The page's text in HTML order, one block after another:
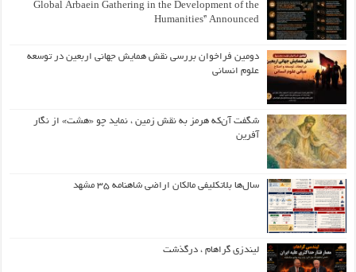
Global Arbaein Gathering in the Development of the
Humanities” Announced
دومین فراخوان بررسی نقش همایش جهانی اربعین در توسعه
علوم انسانی
شگفت آن‌که هرمز به نقش زمین ، نماید چو «هشت» از نگار
آفرین
سال‌ها بلاتکلیفی مالکان اراضی شاهنامه ۳۵ مشهد
لیندزی گراهام ، درگذشت